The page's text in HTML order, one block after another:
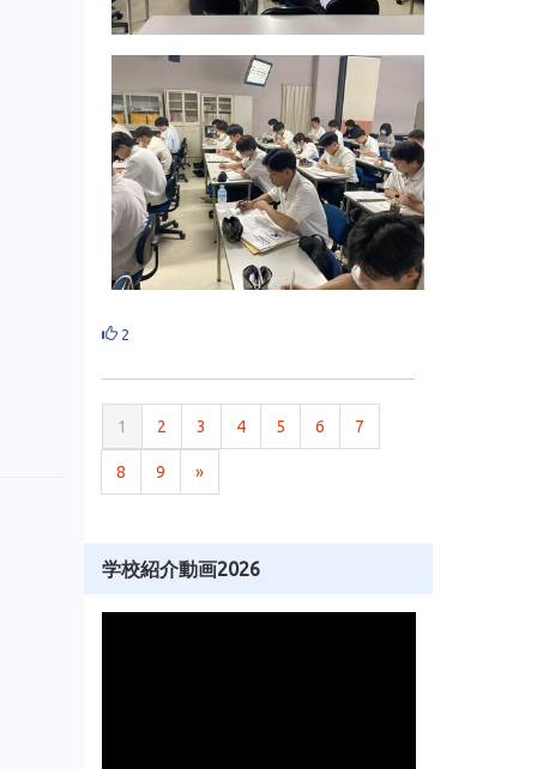
2
1 2 3 4 5 6 7
8 9 »
学校紹介動画2026